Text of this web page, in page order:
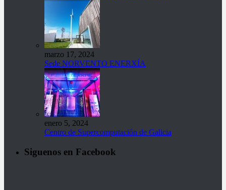
marzo 17, 2024
Sede NORVENTO ENERXÍA
enero 5, 2024
Centro de Supercomputación de Galicia
Siguenos en Facebook